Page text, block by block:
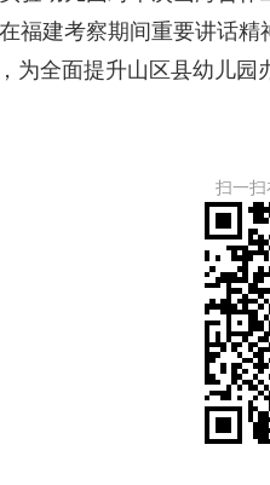
福建考察期间重要讲话
为全面提升山区县幼儿园
扫一扫